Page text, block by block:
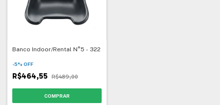
Banco Indoor/Rental N°5 - 322
-5% OFF
R$464,55 R$489,00